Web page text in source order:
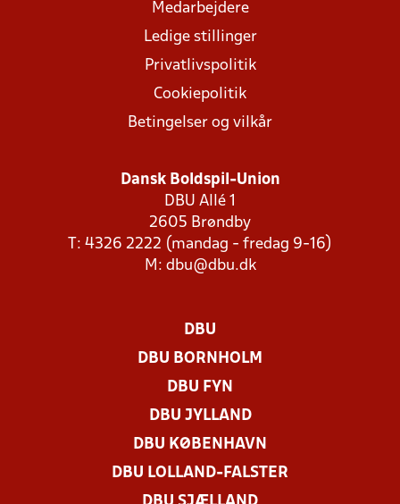
Medarbejdere
Ledige stillinger
Privatlivspolitik
Cookiepolitik
Betingelser og vilkår
Dansk Boldspil-Union
DBU Allé 1
2605 Brøndby
T: 4326 2222 (mandag - fredag 9-16)
M: dbu@dbu.dk
DBU
DBU BORNHOLM
DBU FYN
DBU JYLLAND
DBU KØBENHAVN
DBU LOLLAND-FALSTER